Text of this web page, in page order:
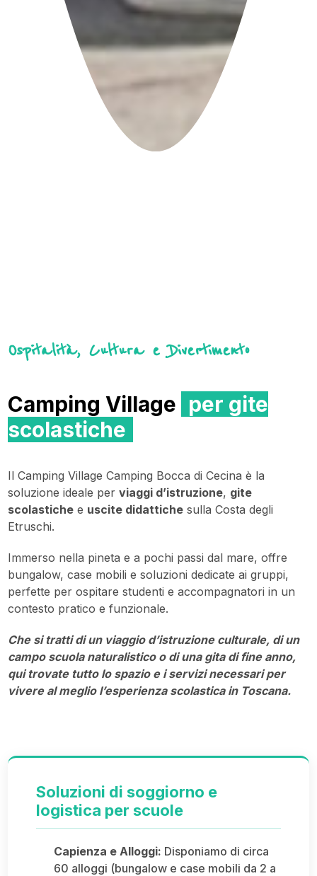
Ospitalità, Cultura e Divertimento
Camping Village per gite
scolastiche
Il Camping Village Camping Bocca di Cecina è la
soluzione ideale perviaggi d’istruzione, gite
scolastiche e uscite didattiche sulla Costa degli
Etruschi.
Immerso nella pineta e a pochi passi dal mare, offre
bungalow, case mobili e soluzioni dedicate ai gruppi,
perfette per ospitare studenti e accompagnatori in un
contesto pratico e funzionale.
Che si tratti di un viaggio d’istruzione culturale, di un
campo scuola naturalistico o di una gita di fine anno,
qui trovate tutto lo spazio e i servizi necessari per
vivere al meglio l’esperienza scolastica in Toscana.
Soluzioni di soggiorno e
logistica per scuole
Capienza e Alloggi: Disponiamo di circa
60 alloggi (bungalow e case mobili da 2 a